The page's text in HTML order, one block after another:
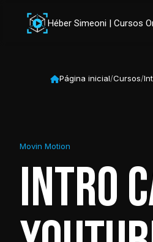
Héber Simeoni | Cursos
Página inicial/Cursos/
Movin Motion
Intro